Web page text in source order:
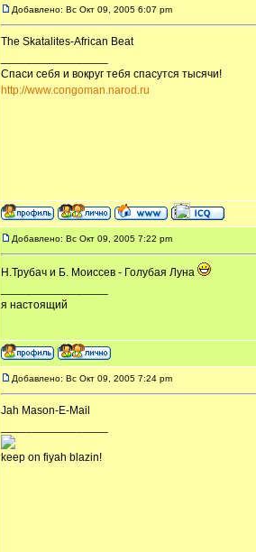
Добавлено: Вс Окт 09, 2005 6:07 pm
The Skatalites-African Beat
Спаси себя и вокруг тебя спасутся тысячи!
http://www.congoman.narod.ru
Добавлено: Вс Окт 09, 2005 7:22 pm
Н.Трубач и Б. Моиссев - Голубая Луна
я настоящий
Добавлено: Вс Окт 09, 2005 7:24 pm
Jah Mason-E-Mail
keep on fiyah blazin!